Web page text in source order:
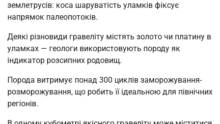
землетрусів: коса шаруватість уламків фіксує
напрямок палеопотоків.
Деякі різновиди гравеліту містять золото чи платину в
уламках — геологи використовують породу як
індикатор розсипних родовищ.
Порода витримує понад 300 циклів заморожування-
розморожування, що робить її ідеальною для північних
регіонів.